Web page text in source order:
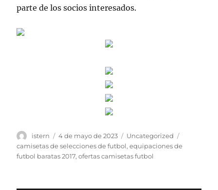
parte de los socios interesados.
Autor
istern
Publicado
el
4 de mayo de 2023 Categorías
Uncategorized
camisetas de selecciones de futbol,equipaciones de
futbol baratas 2017,ofertas camisetas futbol